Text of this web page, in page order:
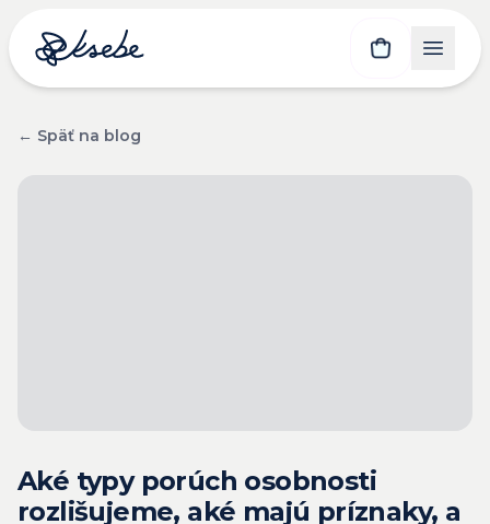
← Späť na blog
Aké typy porúch osobnosti
rozlišujeme, aké majú príznaky, a